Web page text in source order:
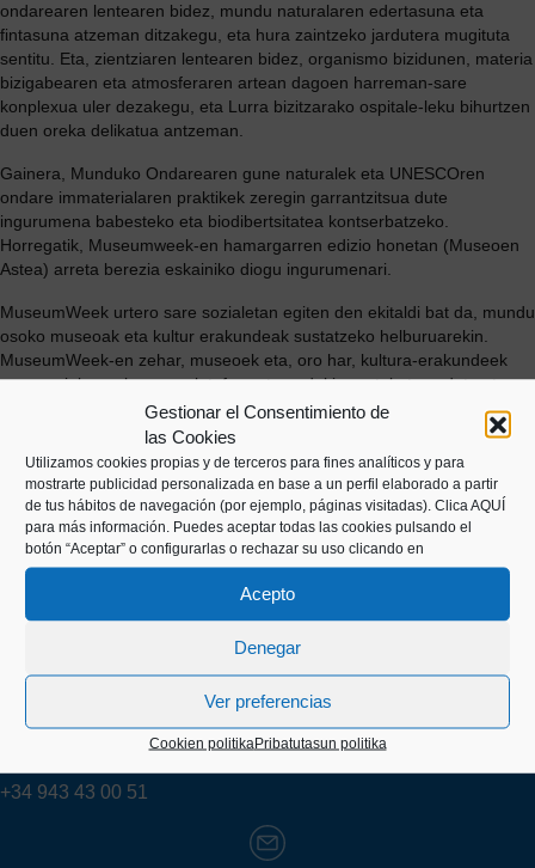
Gestionar el Consentimiento de
las Cookies
Utilizamos cookies propias y de terceros para fines analíticos y para
mostrarte publicidad personalizada en base a un perfil elaborado a partir
de tus hábitos de navegación (por ejemplo, páginas visitadas). Clica AQUÍ
para más información. Puedes aceptar todas las cookies pulsando el
botón “Aceptar” o configurarlas o rechazar su uso clicando en
Acepto
Denegar
Ver preferencias
Cookien politikaPribatutasun politika
ondarearen lentearen bidez, mundu naturalaren edertasuna eta
fintasuna atzeman ditzakegu, eta hura zaintzeko jardutera mugituta
sentitu. Eta, zientziaren lentearen bidez, organismo bizidunen, materia
bizigabearen eta atmosferaren artean dagoen harreman-sare
konplexua uler dezakegu, eta Lurra bizitzarako ospitale-leku bihurtzen
duen oreka delikatua antzeman.
Gainera, Munduko Ondarearen gune naturalek eta UNESCOren
ondare immaterialaren praktikek zeregin garrantzitsua dute
ingurumena babesteko eta biodibertsitatea kontserbatzeko.
Horregatik, Museumweek-en hamargarren edizio honetan (Museoen
Astea) arreta berezia eskainiko diogu ingurumenari.
MuseumWeek urtero sare sozialetan egiten den ekitaldi bat da, mundu
osoko museoak eta kultur erakundeak sustatzeko helburuarekin.
MuseumWeek-en zehar, museoek eta, oro har, kultura-erakundeek
sare sozial gogokoenen plataformetan edukia partekatzen dute eta
ekitaldi bereziak antolatzen dituzte beren instalazioetan. Egon adi
Euskal Itsas Museoko sareetara datozen egunetan!
Kaiko pasealekua, 24
20003 Donostia (Gipuzkoa)
+34 943 43 00 51